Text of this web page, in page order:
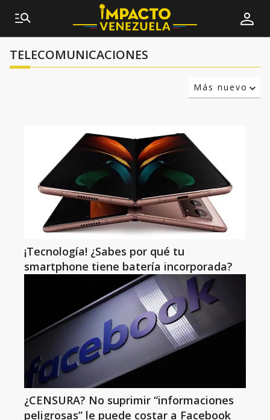
TELECOMUNICACIONES
Más nuevo
¡Tecnología! ¿Sabes por qué tu
smartphone tiene batería incorporada?
¿CENSURA? No suprimir “informaciones
peligrosas” le puede costar a Facebook